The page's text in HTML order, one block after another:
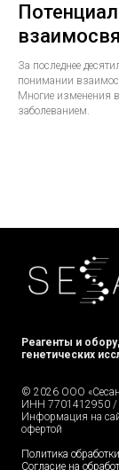
За последнее
понимании
Многие изменения
заболеванием.
Реагенты и
генетических
© 2026 ООО
ИНН 7701412950 /
Информация на
офертой
Политика
Согласие на